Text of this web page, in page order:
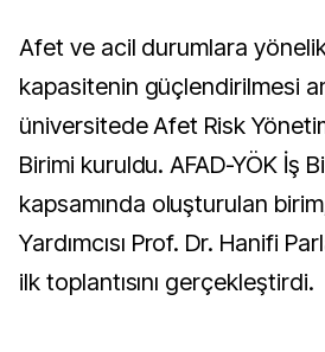
Afet ve acil durumlara yönelik kurumsal
kapasitenin güçlendirilmesi
üniversitede Afet Risk
Birimi kuruldu. AFAD-YÖK İş
kapsamında oluşturulan
Yardımcısı Prof. Dr. Hanifi
ilk toplantısını gerçekleştirdi.